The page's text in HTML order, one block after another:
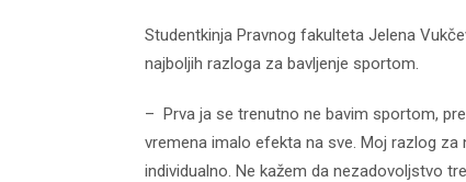
Studentkinja Pravnog fakulteta Jelena
najboljih razloga za bavljenje sportom.
– Prva ja se trenutno ne bavim sportom,
vremena imalo efekta na sve. Moj razlog
individualno. Ne kažem da nezadovoljstvo